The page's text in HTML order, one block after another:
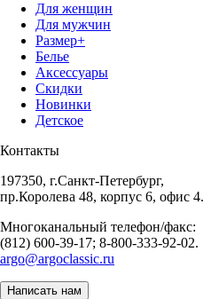
Для женщин
Для мужчин
Размер+
Белье
Аксессуары
Скидки
Новинки
Детское
Контакты
197350, г.Санкт-Петербург,
пр.Королева 48, корпус 6, офис 4.
Многоканальный телефон/факс:
(812) 600-39-17; 8-800-333-92-02.
argo@argoclassic.ru
Написать нам